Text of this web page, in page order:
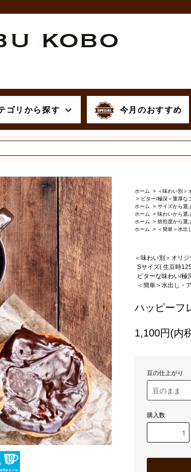
ゴリから探す 今月のおすすめ
ホーム > ＜味わい別＞
> ビター/極深＜重厚な
ホーム
> サイズから選
ホーム
> 味わいから選
ホーム
> 焙煎度から選
ホーム
> ＜簡単＞水出
＜味わい別＞オリ
Sサイズ( 生豆時
ビターな味わい/極
＜簡単＞水出し・
ハッピーフ
1,100円(内
豆の仕上がり
購入数